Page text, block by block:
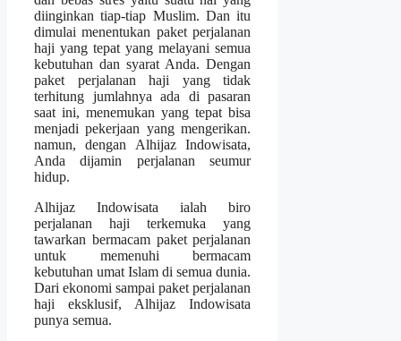
diinginkan tiap-tiap Muslim. Dan itu
dimulai menentukan paket perjalanan
haji yang tepat yang melayani semua
kebutuhan dan syarat Anda. Dengan
paket perjalanan haji yang tidak
terhitung jumlahnya ada di pasaran
saat ini, menemukan yang tepat bisa
menjadi pekerjaan yang mengerikan.
namun, dengan Alhijaz Indowisata,
Anda dijamin perjalanan seumur
hidup.
Alhijaz Indowisata ialah biro
perjalanan haji terkemuka yang
tawarkan bermacam paket perjalanan
untuk memenuhi bermacam
kebutuhan umat Islam di semua dunia.
Dari ekonomi sampai paket perjalanan
haji eksklusif, Alhijaz Indowisata
punya semua.